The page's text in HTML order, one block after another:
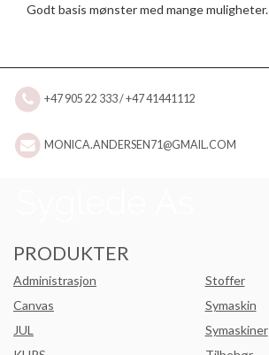
Godt basis mønster med mange muligheter.
+47 905 22 333 / +47 41441112
MONICA.ANDERSEN71@GMAIL.COM
PRODUKTER
Administrasjon
Canvas
JUL
Stoffer
Symaskin
Symaskiner